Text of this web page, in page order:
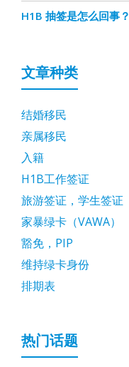
H1B 抽签是怎么回事？
文章种类
结婚移民
亲属移民
入籍
H1B工作签证
旅游签证，学生签证
家暴绿卡（VAWA）
豁免，PIP
维持绿卡身份
排期表
热门话题